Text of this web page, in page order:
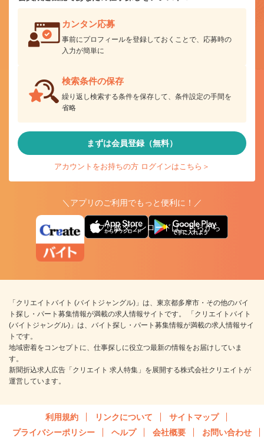
カンタン応募
事前にプロフィールを登録しておくことで、応募時の
入力が簡単に
検索条件の保存
繰り返し検索する条件を保存して、条件設定の手間を
省略
まずは会員登録（無料）
アカウントをお持ちの方 ログインはこちら＞
＼アプリのご利用でもっと便利に！／
アプリ版ダウンロードはこちらから
「クリエイトバイト (バイトジャングル)」は、東京都多摩市・その他のバイ
ト探し・パート募集情報が満載の求人情報サイトです。 「クリエイトバイト
(バイトジャングル)」は、バイト探し・パート募集情報が満載の求人情報サイ
トです。
地域密着をコンセプトに、仕事探しに役立つ最新の情報をお届けしていま
す。
新聞折込求人広告「クリエイト 求人特集」を展開する株式会社クリエイトが
運営しています。
利用規約 リンクについて
サイトマップ
プライバシーポリシー
ヘルプ 会社概要 お問い合わせ